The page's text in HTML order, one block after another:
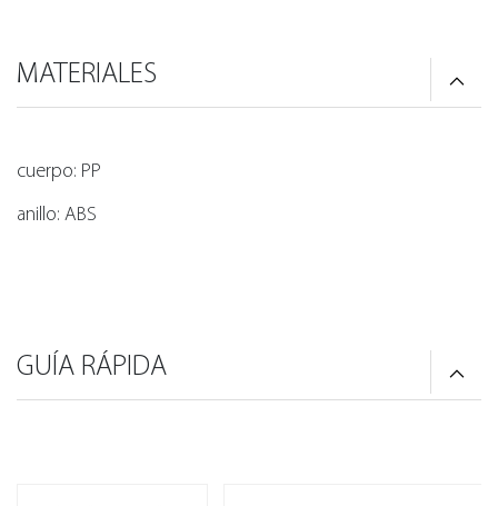
MATERIALES
cuerpo: PP
anillo: ABS
GUÍA RÁPIDA